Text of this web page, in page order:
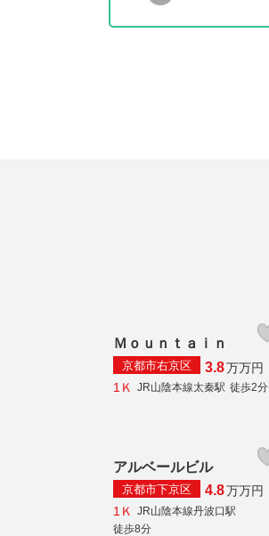
Ｍｏｕｎｔａｉｎ
京都市右京区 3.8万万円
1Ｋ
JR山陰本線太秦駅 徒歩2分
アルベールビル
京都市下京区 4.8万万円
1Ｋ
JR山陰本線丹波口駅
徒歩8分